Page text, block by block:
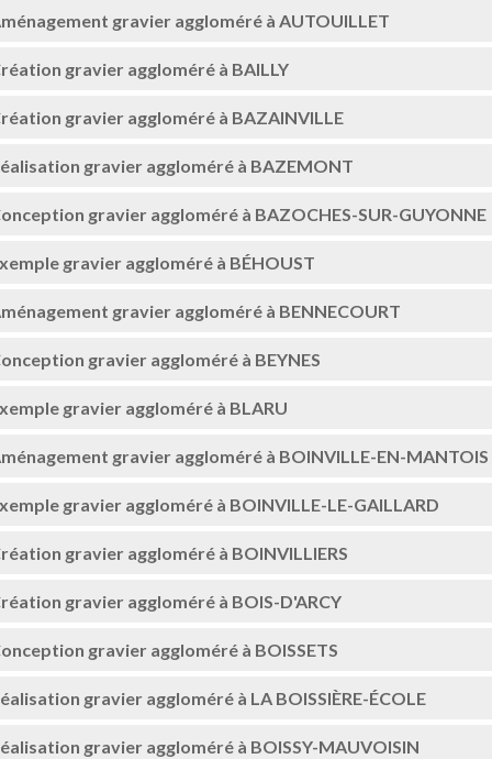
gravier aggloméré à AUTOUILLET
gravier aggloméré à BAILLY
gravier aggloméré à BAZAINVILLE
gravier aggloméré à BAZEMONT
gravier aggloméré à BAZOCHES-SUR-GUYONNE
gravier aggloméré à BÉHOUST
gravier aggloméré à BENNECOURT
gravier aggloméré à BEYNES
gravier aggloméré à BLARU
gravier aggloméré à BOINVILLE-EN-MANTOIS
gravier aggloméré à BOINVILLE-LE-GAILLARD
gravier aggloméré à BOINVILLIERS
gravier aggloméré à BOIS-D'ARCY
gravier aggloméré à BOISSETS
gravier aggloméré à LA BOISSIÈRE-ÉCOLE
gravier aggloméré à BOISSY-MAUVOISIN